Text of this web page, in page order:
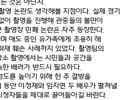
것은 아닌지
영 논란도 생각해볼 지점이다. 실제 경기
이 촬영을 진행해 관중들의 불만이
촬영장 민폐 논란은 자주 등장한다.
애도 중인 유가족에게 조용히 해
재 훼손 사례까지 있었다. 촬영팀의
소 촬영에서는 시민들과 공간을
배려가 반드시 필요하다.
도를 높이기 위해 한 주 결방을
동안 이정재와 임지연 두 배우가 펼쳐낼
자들을 제대로 끌어들이길 바란다.